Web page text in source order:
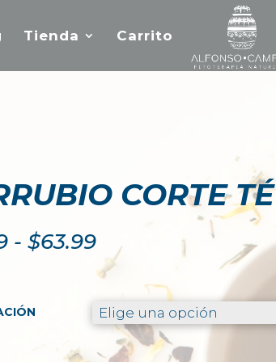
Tienda Carrito
CORTE TÉ
- $63.99Rango
de
precios:
desde
$24.99
hasta
$63.99